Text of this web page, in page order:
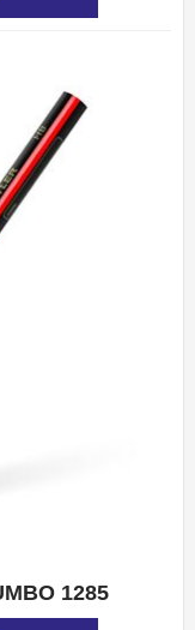
APERÇU
1285